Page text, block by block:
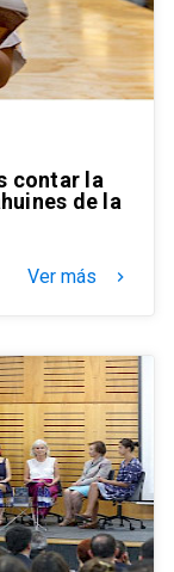
contar la
de la
Ver más keyboard_arrow_right